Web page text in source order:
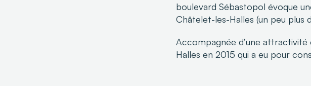
boulevard Sébastopol évoque
Châtelet-les-Halles (un peu plus
Accompagnée d’une
Halles en 2015 qui a eu pour